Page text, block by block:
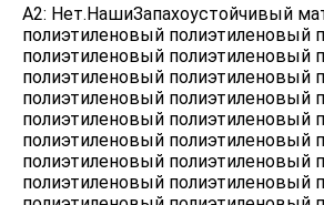
А2: Нет.НашиЗапахоустойчивый
полиэтиленовый полиэтиленовый
полиэтиленовый полиэтиленовый
полиэтиленовый полиэтиленовый
полиэтиленовый полиэтиленовый
полиэтиленовый полиэтиленовый
полиэтиленовый полиэтиленовый
полиэтиленовый полиэтиленовый
полиэтиленовый полиэтиленовый